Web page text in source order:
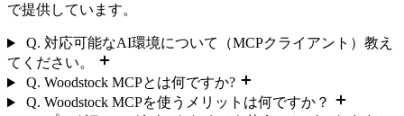
で提供しています。
Q. 対応可能なAI環境について（MCPクライアント）教え
てください。
Q. Woodstock MCPとは何ですか?
Q. Woodstock MCPを使うメリットは何ですか？